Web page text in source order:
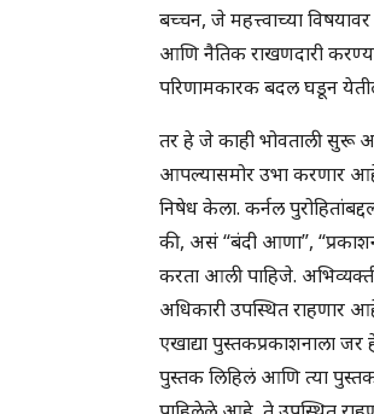
बच्चन, जे महत्त्वाच्या
आणि नैतिक राखणदारी
परिणामकारक बदल घडून
तर हे जे काही भोवताली सुरू
आपल्यासमोर उभा करणार
निषेध केला. कर्नल
की, असं “बंदी आणा”,
करता आली पाहिजे.
अधिकारी उपस्थित राहणार
एखाद्या पुस्तकप्रकाशनाला
पुस्तक लिहिलं आणि त्या